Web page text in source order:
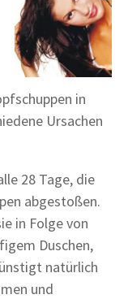
in
Ursachen
28 Tage, die
abgestoßen.
in Folge von
Duschen,
natürlich
und